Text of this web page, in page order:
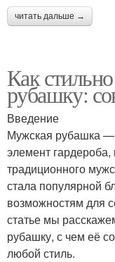
читать дальше →
Как
рубашку:
Введение
Мужская рубашка —
элемент
традиционного
стала популярной
возможностям для
статье мы
рубашку, с чем её
любой стиль.